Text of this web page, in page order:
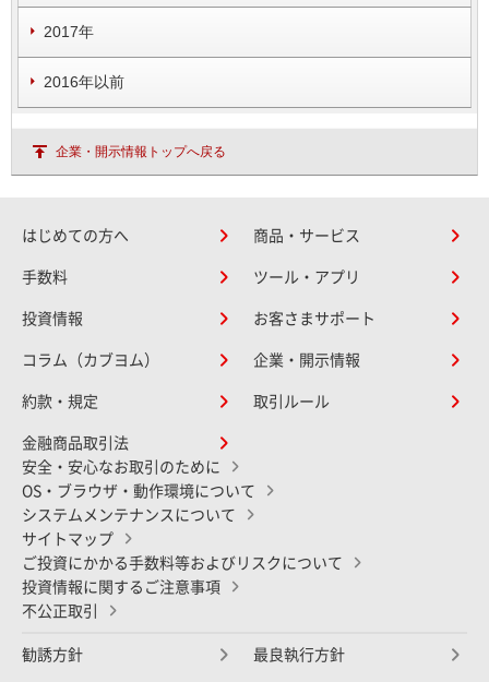
2017年
2016年以前
企業・開示情報トップへ戻る
はじめての方へ 商品・サービス
手数料 ツール・アプリ
投資情報 お客さまサポート
コラム（カブヨム） 企業・開示情報
約款・規定 取引ルール
金融商品取引法
安全・安心なお取引のために
OS・ブラウザ・動作環境について
システムメンテナンスについて
サイトマップ
ご投資にかかる手数料等およびリスクについて
投資情報に関するご注意事項
不公正取引
勧誘方針 最良執行方針